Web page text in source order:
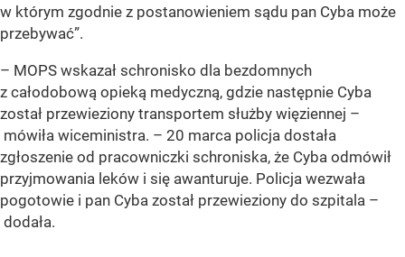
w którym zgodnie z postanowieniem sądu pan Cyba może
przebywać”.
– MOPS wskazał schronisko dla bezdomnych
z całodobową opieką medyczną, gdzie następnie Cyba
został przewieziony transportem służby więziennej –
mówiła wiceministra. – 20 marca policja dostała
zgłoszenie od pracowniczki schroniska, że Cyba odmówił
przyjmowania leków i się awanturuje. Policja wezwała
pogotowie i pan Cyba został przewieziony do szpitala –
dodała.